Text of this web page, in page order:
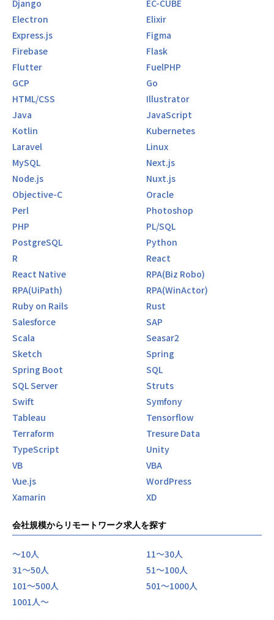
Django
EC-CUBE
Electron
Elixir
Express.js
Figma
Firebase
Flask
Flutter
FuelPHP
GCP
Go
HTML/CSS
Illustrator
Java
JavaScript
Kotlin
Kubernetes
Laravel
Linux
MySQL
Next.js
Node.js
Nuxt.js
Objective-C
Oracle
Perl
Photoshop
PHP
PL/SQL
PostgreSQL
Python
R
React
React Native
RPA(Biz Robo)
RPA(UiPath)
RPA(WinActor)
Ruby on Rails
Rust
Salesforce
SAP
Scala
Seasar2
Sketch
Spring
Spring Boot
SQL
SQL Server
Struts
Swift
Symfony
Tableau
Tensorflow
Terraform
Tresure Data
TypeScript
Unity
VB
VBA
Vue.js
WordPress
Xamarin
XD
会社規模からリモートワーク求人を探す
〜10人
11〜30人
31〜50人
51〜100人
101〜500人
501〜1000人
1001人〜